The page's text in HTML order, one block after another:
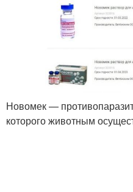
Новомек —
которого животным